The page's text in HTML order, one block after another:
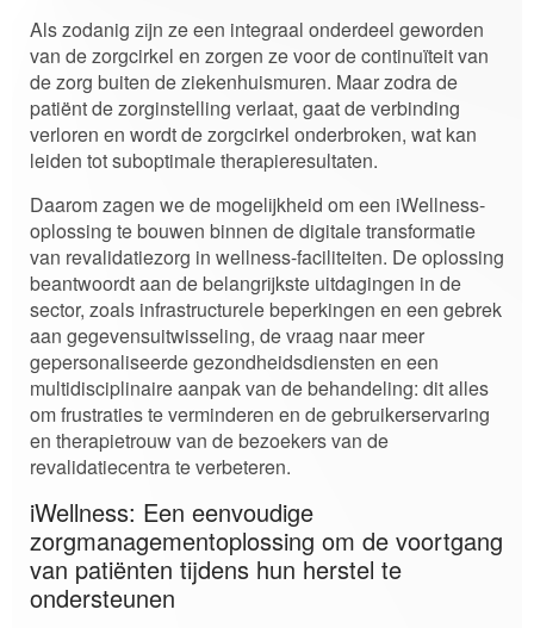
Als zodanig zijn ze een integraal onderdeel geworden
van de zorgcirkel en zorgen ze voor de continuïteit van
de zorg buiten de ziekenhuismuren. Maar zodra de
patiënt de zorginstelling verlaat, gaat de verbinding
verloren en wordt de zorgcirkel onderbroken, wat kan
leiden tot suboptimale therapieresultaten.
Daarom zagen we de mogelijkheid om een iWellness-
oplossing te bouwen binnen de digitale transformatie
van revalidatiezorg in wellness-faciliteiten. De oplossing
beantwoordt aan de belangrijkste uitdagingen in de
sector, zoals infrastructurele beperkingen en een gebrek
aan gegevensuitwisseling, de vraag naar meer
gepersonaliseerde gezondheidsdiensten en een
multidisciplinaire aanpak van de behandeling: dit alles
om frustraties te verminderen en de gebruikerservaring
en therapietrouw van de bezoekers van de
revalidatiecentra te verbeteren.
iWellness: Een eenvoudige
zorgmanagementoplossing om de voortgang
van patiënten tijdens hun herstel te
ondersteunen